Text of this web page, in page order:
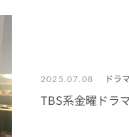
2025.07.08 ドラ
TBS系金曜ドラ